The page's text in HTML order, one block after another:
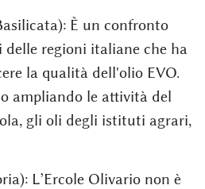
È un confronto
regioni italiane che ha
la qualità dell'olio EVO.
ampliando le attività del
gli oli degli istituti agrari,
L’Ercole Olivario non è